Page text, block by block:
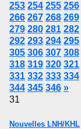
253 254 255 256
266 267 268 269
279 280 281 282
292 293 294 295
305 306 307 308
318 319 320 321
331 332 333 334
344 345 346 »
31
Nouvelles LNH/KHL